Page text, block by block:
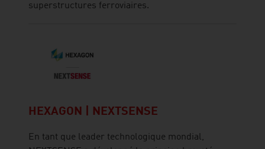
superstructures ferroviaires.
HEXAGON | NEXTSENSE
En tant que leader technologique mondial,